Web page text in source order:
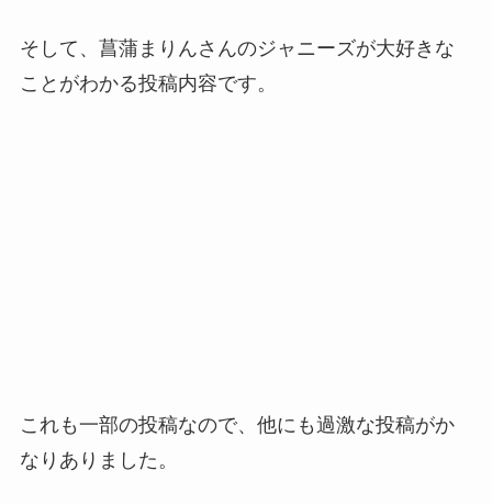
そして、菖蒲まりんさんのジャニーズが大好きな
ことがわかる投稿内容です。
これも一部の投稿なので、他にも過激な投稿がか
なりありました。